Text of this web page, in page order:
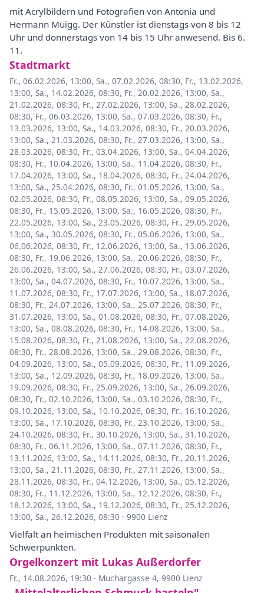
mit Acrylbildern und Fotografien von Antonia und
Hermann Muigg. Der Künstler ist dienstags von 8 bis 12
Uhr und donnerstags von 14 bis 15 Uhr anwesend. Bis 6.
11.
Stadtmarkt
Fr., 06.02.2026, 13:00, Sa., 07.02.2026, 08:30, Fr., 13.02.2026,
13:00, Sa., 14.02.2026, 08:30, Fr., 20.02.2026, 13:00, Sa.,
21.02.2026, 08:30, Fr., 27.02.2026, 13:00, Sa., 28.02.2026,
08:30, Fr., 06.03.2026, 13:00, Sa., 07.03.2026, 08:30, Fr.,
13.03.2026, 13:00, Sa., 14.03.2026, 08:30, Fr., 20.03.2026,
13:00, Sa., 21.03.2026, 08:30, Fr., 27.03.2026, 13:00, Sa.,
28.03.2026, 08:30, Fr., 03.04.2026, 13:00, Sa., 04.04.2026,
08:30, Fr., 10.04.2026, 13:00, Sa., 11.04.2026, 08:30, Fr.,
17.04.2026, 13:00, Sa., 18.04.2026, 08:30, Fr., 24.04.2026,
13:00, Sa., 25.04.2026, 08:30, Fr., 01.05.2026, 13:00, Sa.,
02.05.2026, 08:30, Fr., 08.05.2026, 13:00, Sa., 09.05.2026,
08:30, Fr., 15.05.2026, 13:00, Sa., 16.05.2026, 08:30, Fr.,
22.05.2026, 13:00, Sa., 23.05.2026, 08:30, Fr., 29.05.2026,
13:00, Sa., 30.05.2026, 08:30, Fr., 05.06.2026, 13:00, Sa.,
06.06.2026, 08:30, Fr., 12.06.2026, 13:00, Sa., 13.06.2026,
08:30, Fr., 19.06.2026, 13:00, Sa., 20.06.2026, 08:30, Fr.,
26.06.2026, 13:00, Sa., 27.06.2026, 08:30, Fr., 03.07.2026,
13:00, Sa., 04.07.2026, 08:30, Fr., 10.07.2026, 13:00, Sa.,
11.07.2026, 08:30, Fr., 17.07.2026, 13:00, Sa., 18.07.2026,
08:30, Fr., 24.07.2026, 13:00, Sa., 25.07.2026, 08:30, Fr.,
31.07.2026, 13:00, Sa., 01.08.2026, 08:30, Fr., 07.08.2026,
13:00, Sa., 08.08.2026, 08:30, Fr., 14.08.2026, 13:00, Sa.,
15.08.2026, 08:30, Fr., 21.08.2026, 13:00, Sa., 22.08.2026,
08:30, Fr., 28.08.2026, 13:00, Sa., 29.08.2026, 08:30, Fr.,
04.09.2026, 13:00, Sa., 05.09.2026, 08:30, Fr., 11.09.2026,
13:00, Sa., 12.09.2026, 08:30, Fr., 18.09.2026, 13:00, Sa.,
19.09.2026, 08:30, Fr., 25.09.2026, 13:00, Sa., 26.09.2026,
08:30, Fr., 02.10.2026, 13:00, Sa., 03.10.2026, 08:30, Fr.,
09.10.2026, 13:00, Sa., 10.10.2026, 08:30, Fr., 16.10.2026,
13:00, Sa., 17.10.2026, 08:30, Fr., 23.10.2026, 13:00, Sa.,
24.10.2026, 08:30, Fr., 30.10.2026, 13:00, Sa., 31.10.2026,
08:30, Fr., 06.11.2026, 13:00, Sa., 07.11.2026, 08:30, Fr.,
13.11.2026, 13:00, Sa., 14.11.2026, 08:30, Fr., 20.11.2026,
13:00, Sa., 21.11.2026, 08:30, Fr., 27.11.2026, 13:00, Sa.,
28.11.2026, 08:30, Fr., 04.12.2026, 13:00, Sa., 05.12.2026,
08:30, Fr., 11.12.2026, 13:00, Sa., 12.12.2026, 08:30, Fr.,
18.12.2026, 13:00, Sa., 19.12.2026, 08:30, Fr., 25.12.2026,
13:00, Sa., 26.12.2026, 08:30 · 9900 Lienz
Vielfalt an heimischen Produkten mit saisonalen
Schwerpunkten.
Orgelkonzert mit Lukas Außerdorfer
Fr., 14.08.2026, 19:30 · Muchargasse 4, 9900 Lienz